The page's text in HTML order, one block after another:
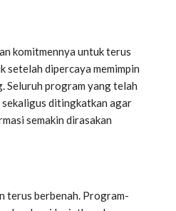
komitmennya untuk terus
setelah dipercaya memimpin
Seluruh program yang telah
ditingkatkan agar
semakin dirasakan
terus berbenah. Program-